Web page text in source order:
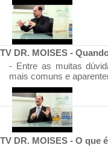
TV DR. MOISES -
- Entre as muitas
mais comuns e
TV DR. MOISES - O que